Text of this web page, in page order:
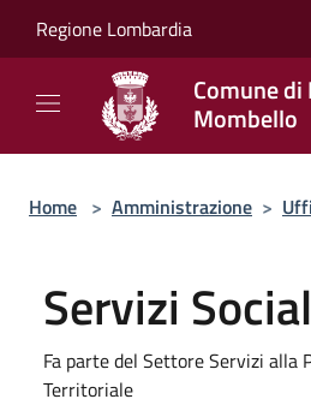
Regione Lombardia
Comune di
Mombello
Home > Amministrazione >
Servizi
Fa parte del Settore Servizi alla
Territoriale